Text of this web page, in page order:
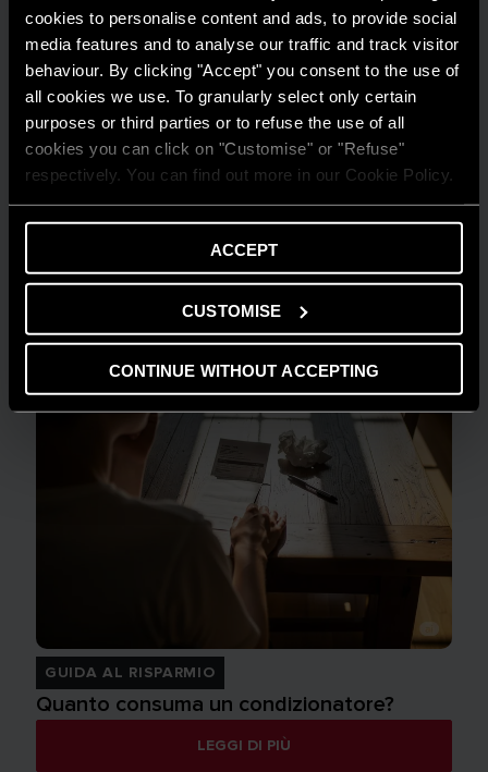
cookies to personalise content and ads, to provide social
media features and to analyse our traffic and track visitor
behaviour. By clicking "Accept" you consent to the use of
all cookies we use. To granularly select only certain
purposes or third parties or to refuse the use of all
cookies you can click on "Customise" or "Refuse"
respectively. You can find out more in our Cookie Policy.
ACCEPT
CUSTOMISE
CONTINUE WITHOUT ACCEPTING
AMBIENTE
Risparmio energetico: trasforma la tua
casa in un modello di efficienza
LEGGI DI PIÙ
GUIDA AL RISPARMIO
Quanto consuma un condizionatore?
LEGGI DI PIÙ